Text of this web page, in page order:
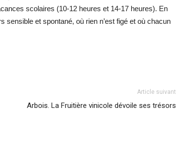
scolaires (10-12 heures et 14-17 heures). En
et spontané, où rien n’est figé et où chacun
Article suivant
Arbois. La Fruitière vinicole dévoile ses trésors